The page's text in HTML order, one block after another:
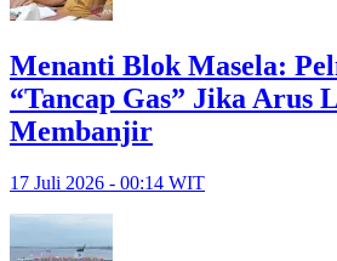
Menanti Blok Masela:
“Tancap Gas” Jika Arus
Membanjir
17 Juli 2026 - 00:14 WIT